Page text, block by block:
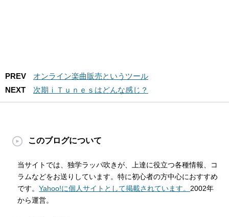
PREV
オンライン楽曲販売というツール
NEXT
次期ｉＴｕｎｅｓはどんな感じ？
このブログについて
当サイトでは、独学ラッパ吹きが、上達に役立つ各種情報、コ
ラムなどをお送りしています。特に初心者の方中心におすすめ
です。Yahoo!に個人サイトとして掲載されています。 2002年
から運営。